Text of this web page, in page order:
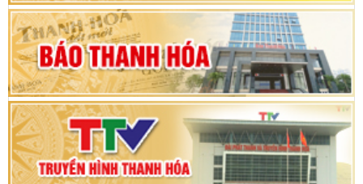
Khai mạc Kỳ họp bất thường lần thứ 9, Quốc
hội khóa XV
Phiên thảo luận Kỳ họp thứ 24, HĐND tỉnh
Thanh Hóa khóa XVIII, nhiệm kỳ 2021 - 2026
Bế mạc Kỳ họp thứ hai bốn, Hội đồng nhân dân
tỉnh khoá XVIII